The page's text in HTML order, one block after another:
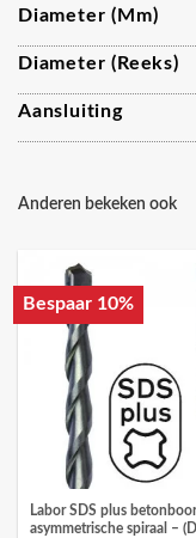
Diameter (mm)
Diameter (reeks)
Aansluiting
Anderen bekeken ook
Bespaar 10%
Labor SDS plus betonboor
asymmetrische spiraal –